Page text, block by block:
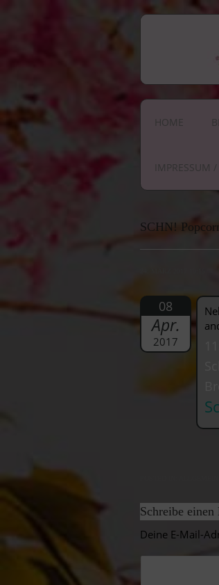
HOME
IMPRESSUM
SCHN!
08
Apr.
2017
Schreibe
Deine E-Mail-